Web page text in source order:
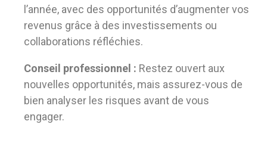
l’année, avec des opportunités d’augmenter vos
revenus grâce à des investissements ou
collaborations réfléchies.
Conseil professionnel : Restez ouvert aux
nouvelles opportunités, mais assurez-vous de
bien analyser les risques avant de vous
engager.